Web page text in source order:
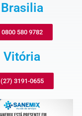
Brasilia
0800 580 9782
Vitória
(27) 3191-0655